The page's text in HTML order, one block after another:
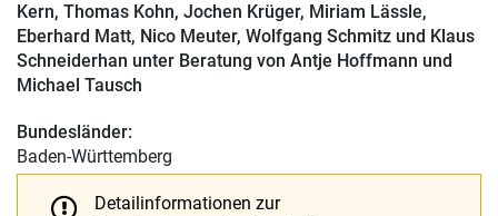
Kern, Thomas Kohn, Jochen Krüger, Miriam Lässle,
Eberhard Matt, Nico Meuter, Wolfgang Schmitz und Klaus
Schneiderhan unter Beratung von Antje Hoffmann und
Michael Tausch
Bundesländer:
Baden-Württemberg
Detailinformationen zur